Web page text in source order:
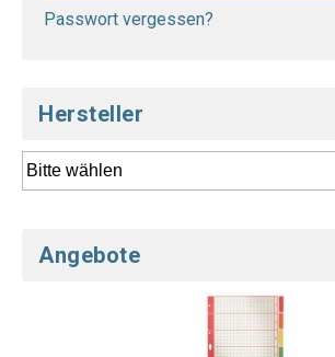
Passwort vergessen?
Hersteller
Angebote